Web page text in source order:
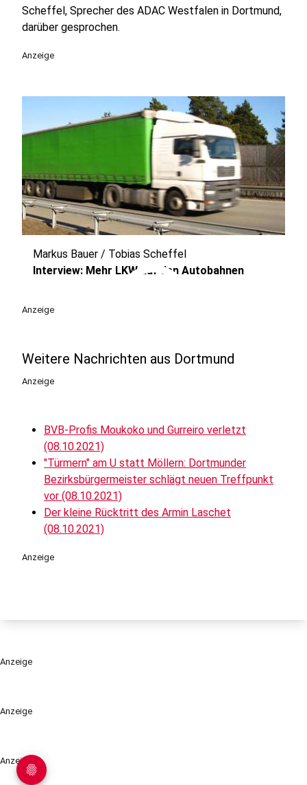
Anzeige
Anzeige
Scheffel, Sprecher des ADAC Westfalen in Dortmund,
darüber gesprochen.
Anzeige
play_circle
Markus Bauer / Tobias Scheffel
Interview: Mehr LKW auf den Autobahnen
Anzeige
Weitere Nachrichten aus Dortmund
Anzeige
BVB-Profis Moukoko und Gurreiro verletzt
(08.10.2021)
"Türmern" am U statt Möllern: Dortmunder
Bezirksbürgermeister schlägt neuen Treffpunkt
vor (08.10.2021)
Der kleine Rücktritt des Armin Laschet
(08.10.2021)
Anzeige
Anzeige